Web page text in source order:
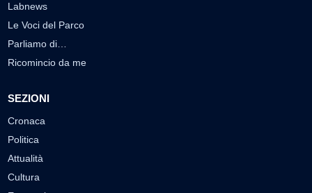
Labnews
Le Voci del Parco
Parliamo di…
Ricomincio da me
SEZIONI
Cronaca
Politica
Attualità
Cultura